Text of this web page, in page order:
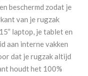
beschermd zodat je
van je rugzak
laptop, je tablet en
aan interne vakken
dat je rugzak altijd
houdt het 100%